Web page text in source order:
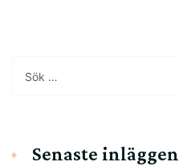
efter:
Senaste inläggen